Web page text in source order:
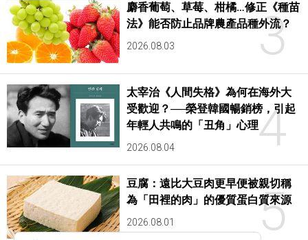
3
麝香葡萄、草莓、柑橘…修正《種苗
法》能否防止品牌農產品種外流？
2026.08.03
4
太宰治《人間失格》為何在海外大
受歡迎？──榮登韓國暢銷榜，引起
年輕人共鳴的「丑角」心理
2026.08.04
5
豆腐：遠比大豆肉更早便被親切稱
為「田裡的肉」的優質蛋白質來源
2026.08.01